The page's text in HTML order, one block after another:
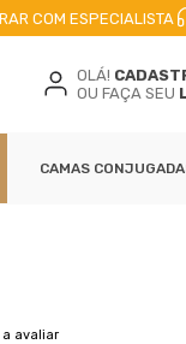
NO CARTÃO DE
COM ESPECIALISTA
OLÁ!
OU FAÇA SEU
CAMAS
avaliar